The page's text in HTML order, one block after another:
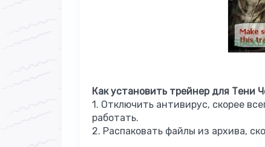
Как установить трейнер для Тени
1. Отключить антивирус, скорее
работать.
2. Распаковать файлы из архива,